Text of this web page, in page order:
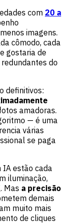
com 20 a
imagens.
cômodo, cada
gostaria de
do
definitivos:
amadoras.
— é uma
várias
se paga
estão cada
iluminação,
Mas a precisão
demais
muito mais
de cliques